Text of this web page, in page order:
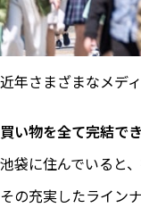
近年さまざまなメデ
買い物を全て完結で
池袋に住んでいると
その充実したライン